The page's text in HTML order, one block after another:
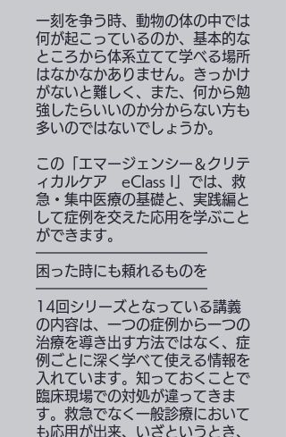
一刻を争う時、動物の体の中では
何が起こっているのか、基本的な
ところから体系立てて学べる場所
はなかなかありません。きっかけ
がないと難しく、また、何から勉
強したらいいのか分からない方も
多いのではないでしょうか。
この「エマージェンシー＆クリテ
ィカルケア eClass I」では、救
急・集中医療の基礎と、実践編と
して症例を交えた応用を学ぶこと
ができます。
━━━━━━━━━━━━
困った時にも頼れるものを
━━━━━━━━━━━━
14回シリーズとなっている講義
の内容は、一つの症例から一つの
治療を導き出す方法ではなく、症
例ごとに深く学べて使える情報を
入れています。知っておくことで
臨床現場での対処が違ってきま
す。救急でなく一般診療において
も応用が出来、いざというとき、